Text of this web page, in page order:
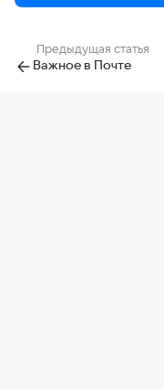
Предыдущая статья
Важное в Почте